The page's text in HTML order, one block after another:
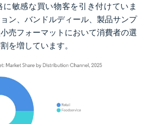
敏感な買い物客を引き付けていま
ン、バンドルディール、製品サンプ
売フォーマットにおいて消費者の選
を増しています。